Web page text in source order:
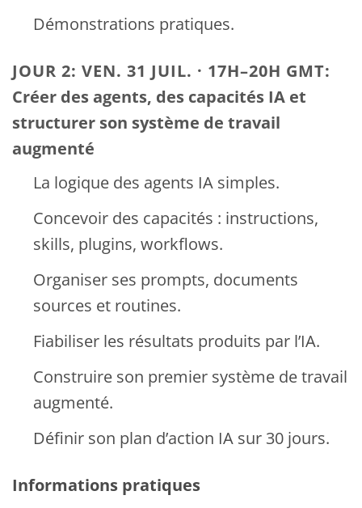
Démonstrations pratiques.
JOUR 2: VEN. 31 JUIL. · 17H–20H GMT:
Créer des agents, des capacités IA et
structurer son système de travail
augmenté
La logique des agents IA simples.
Concevoir des capacités : instructions,
skills, plugins, workflows.
Organiser ses prompts, documents
sources et routines.
Fiabiliser les résultats produits par l’IA.
Construire son premier système de travail
augmenté.
Définir son plan d’action IA sur 30 jours.
Informations pratiques